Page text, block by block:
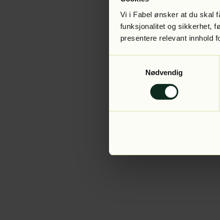
Vi i Fabel ønsker at du skal
funksjonalitet og sikkerhet,
presentere relevant innhold
Nødvendig
Application